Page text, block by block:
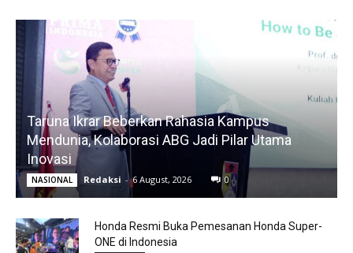
Taruna Ikrar Beberkan Rahasia Kampus
Mendunia, Kolaborasi ABG Jadi Pilar Utama
Inovasi
NASIONAL Redaksi - 6 August, 2026 0
Honda Resmi Buka Pemesanan Honda Super-
ONE di Indonesia